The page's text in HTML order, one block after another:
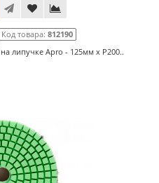
Код товара: 812190
липучке Apro - 125мм x P200..